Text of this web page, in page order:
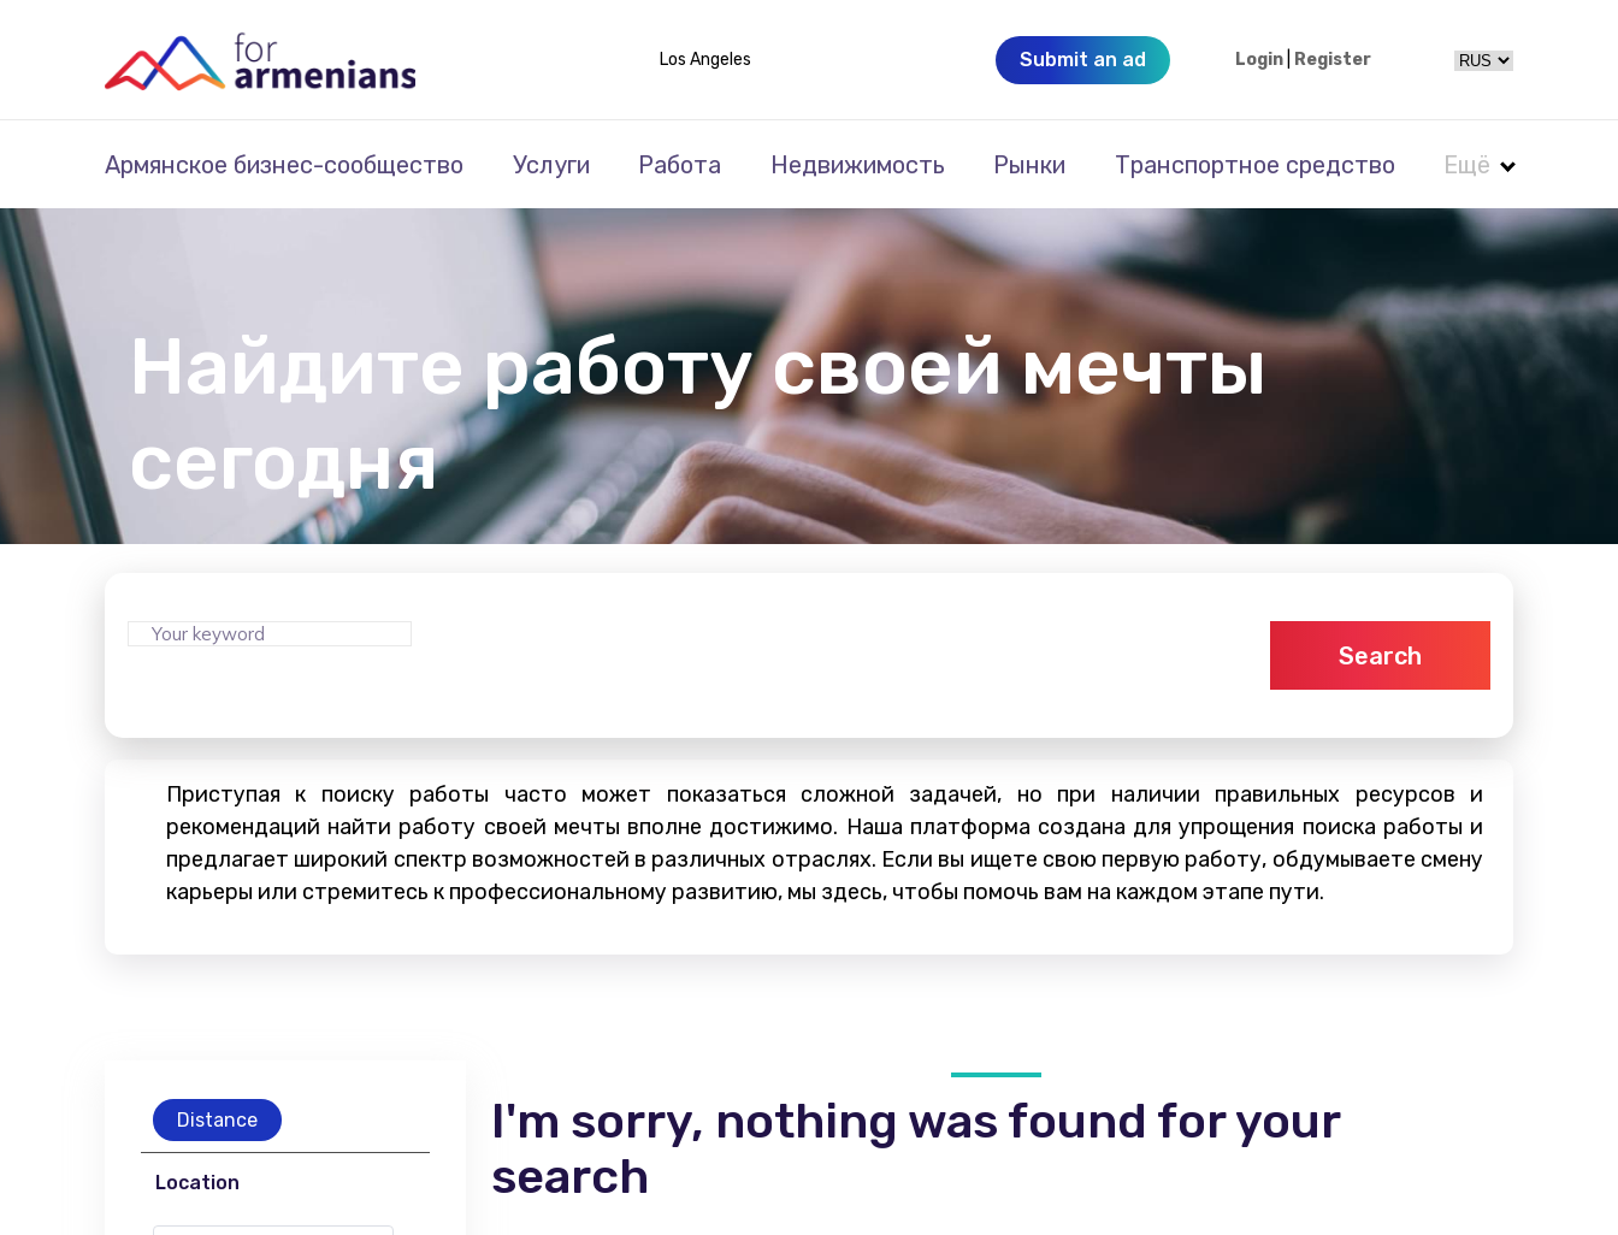
Los Angeles Submit an ad Login Register
Армянское бизнес-сообщество Услуги Работа Недвижимость Рынки Транспортное средство Ещё
Найдите работу своей мечты
сегодня
Search
Приступая к поиску работы часто может показаться сложной задачей, но при наличии правильных ресурсов и
рекомендаций найти работу своей мечты вполне достижимо. Наша платформа создана для упрощения поиска работы и
предлагает широкий спектр возможностей в различных отраслях. Если вы ищете свою первую работу, обдумываете смену
карьеры или стремитесь к профессиональному развитию, мы здесь, чтобы помочь вам на каждом этапе пути.
Distance
Location
I'm sorry, nothing was found for your
search